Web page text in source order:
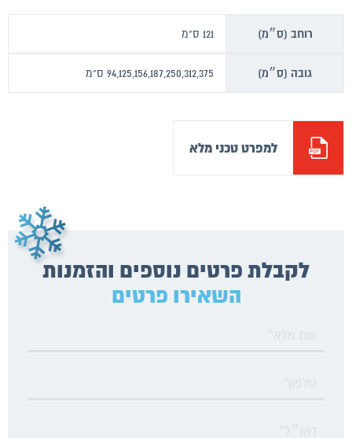
רוחב (ס״מ) 121 ס"מ
גובה (ס״מ) 94,125,156,187,250,312,375 ס"מ
למפרט טכני מלא
לקבלת פרטים נוספים והזמנות
השאירו פרטים